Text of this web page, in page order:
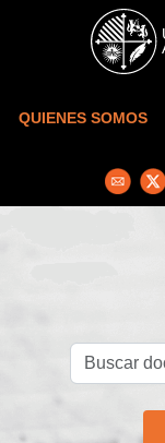
Skip to main content
QUIENES SOMOS